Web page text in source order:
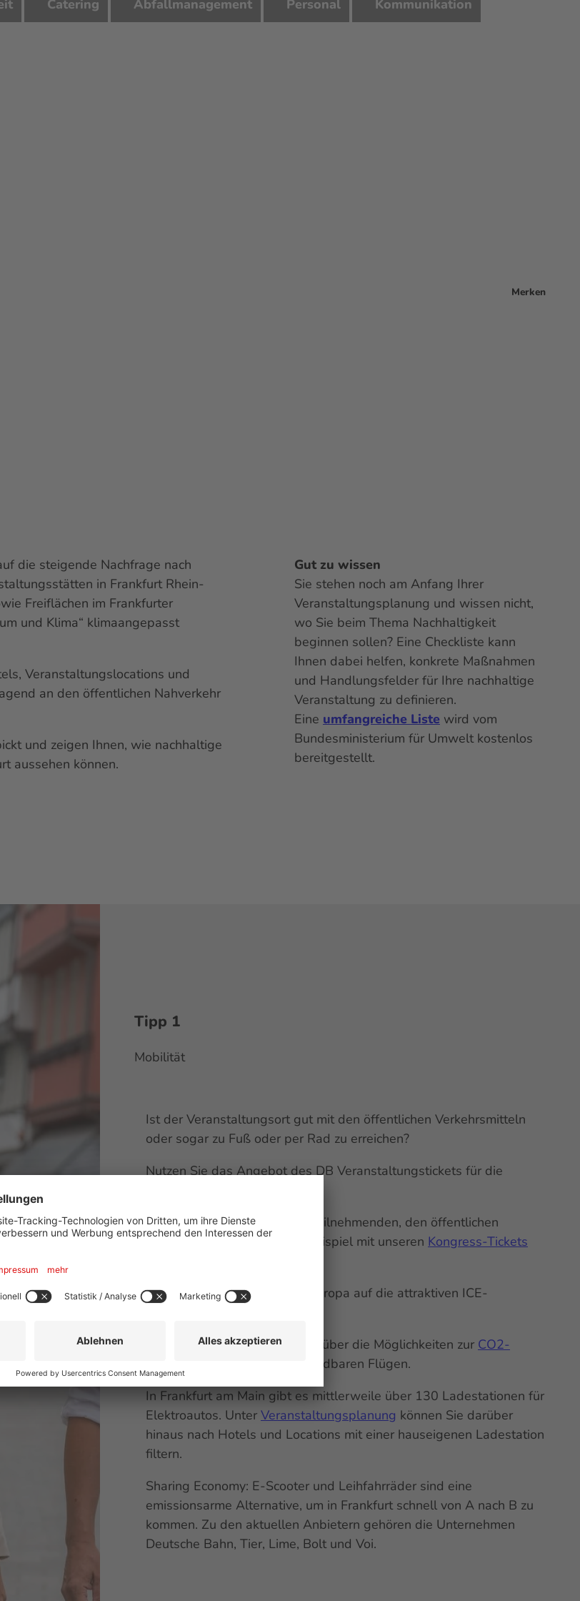
Catering Abfallmanagement Personal Kommunikation
Merken
die steigende Nachfrage nach
in Frankfurt Rhein-
Freiflächen im Frankfurter
und Klima“ klimaangepasst
Veranstaltungslocations und
an den öffentlichen Nahverkehr
und zeigen Ihnen, wie nachhaltige
aussehen können.
Gut zu wissen
Sie stehen noch am Anfang Ihrer
Veranstaltungsplanung und wissen nicht,
wo Sie beim Thema Nachhaltigkeit
beginnen sollen? Eine Checkliste kann
Ihnen dabei helfen, konkrete Maßnahmen
und Handlungsfelder für Ihre nachhaltige
Veranstaltung zu definieren.
Eine umfangreiche Liste wird vom
Bundesministerium für Umwelt kostenlos
bereitgestellt.
Tipp 1
Mobilität
Ist der Veranstaltungsort gut mit den öffentlichen Verkehrsmitteln
oder sogar zu Fuß oder per Rad zu erreichen?
Nutzen Sie das Angebot des DB Veranstaltungstickets für die
Schaffen Sie Anreize für die Teilnehmenden, den öffentlichen
Nahverkehr zu nutzen. Zum Beispiel mit unseren Kongress-Tickets
Weisen Sie bei Anreise aus Europa auf die attraktiven ICE-
Informieren Sie Teilnehmende über die Möglichkeiten zur CO2-
bei nicht vermeidbaren Flügen.
In Frankfurt am Main gibt es mittlerweile über 130 Ladestationen für
Elektroautos. Unter Veranstaltungsplanung können Sie darüber
hinaus nach Hotels und Locations mit einer hauseigenen Ladestation
filtern.
Sharing Economy: E-Scooter und Leihfahrräder sind eine
emissionsarme Alternative, um in Frankfurt schnell von A nach B zu
kommen. Zu den aktuellen Anbietern gehören die Unternehmen
Deutsche Bahn, Tier, Lime, Bolt und Voi.